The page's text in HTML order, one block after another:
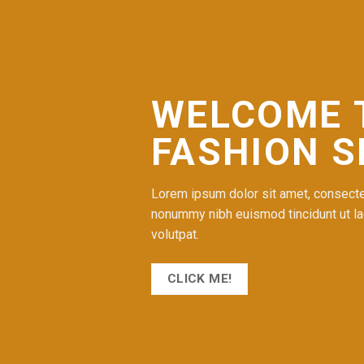
WELCOME
FASHION
Lorem ipsum dolor sit amet,
nonummy nibh euismod tincidunt ut
volutpat.
CLICK ME!